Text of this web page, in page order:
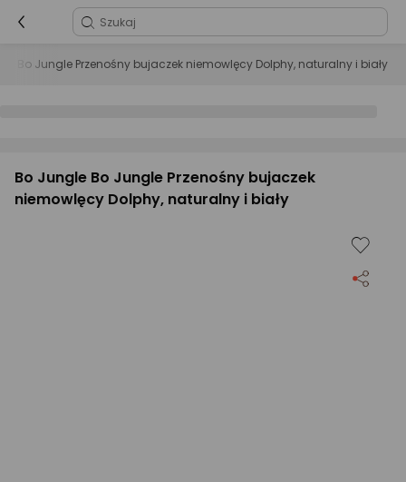
Bo Jungle Przenośny bujaczek niemowlęcy Dolphy, naturalny i biały
Bo Jungle Bo Jungle Przenośny bujaczek
niemowlęcy Dolphy, naturalny i biały